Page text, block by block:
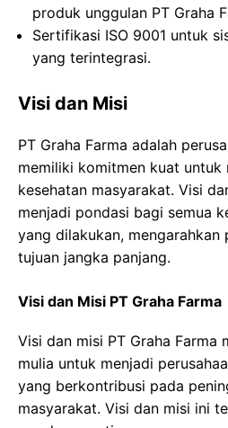
produk unggulan PT Graha
Sertifikasi ISO 9001 untuk
yang terintegrasi.
Visi dan Misi
PT Graha Farma adalah
memiliki komitmen kuat untuk
kesehatan masyarakat. Visi
menjadi pondasi bagi semua
yang dilakukan, mengarahkan
tujuan jangka panjang.
Visi dan Misi PT Graha Farma
Visi dan misi PT Graha Farma
mulia untuk menjadi
yang berkontribusi pada
masyarakat. Visi dan misi ini